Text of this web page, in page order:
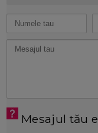
Mesajul tău